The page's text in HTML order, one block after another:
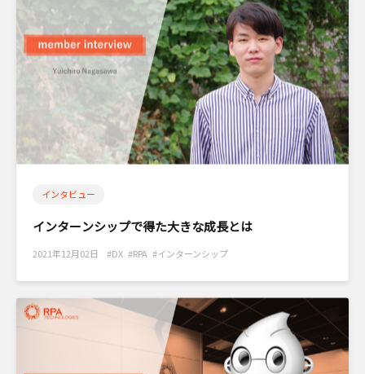
インタビュー
インターンシップで得た大きな成長とは
2021年12月02日 #DX #RPA #インターンシップ